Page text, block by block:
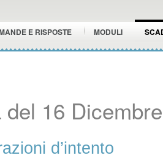
E RISPOSTE MODULI
16
d’intento